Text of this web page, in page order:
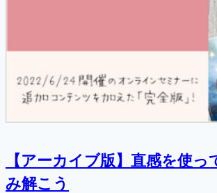
【アーカイブ版】直感を使
み解こう